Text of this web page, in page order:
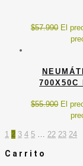
$57.990 El
700X50C
$55.900 El
1 2 3 4 5 … 22 23 24
Carrito